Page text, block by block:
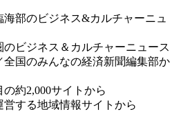
部のビジネス&カルチャーニュ
ビジネス＆カルチャーニュース
国のみんなの経済新聞編集部か
約2,000サイトから
する地域情報サイトから